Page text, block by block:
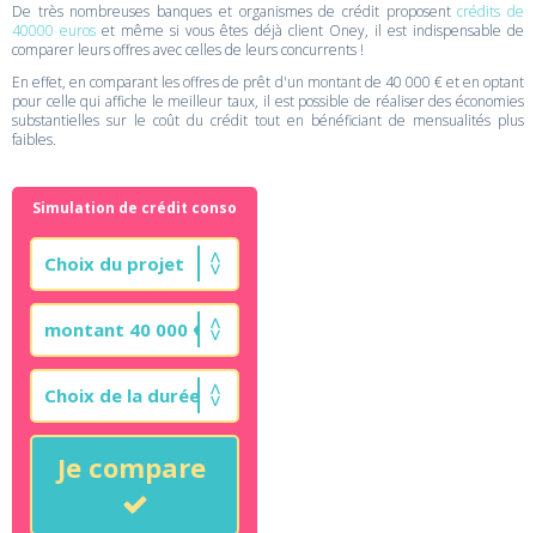
De très nombreuses banques et organismes de crédit proposentcrédits de
40000 euros et même si vous êtes déjà client Oney, il est indispensable de
comparer leurs offres avec celles de leurs concurrents !
En effet, en comparant les offres de prêt d'un montant de 40 000 € et en optant
pour celle qui affiche le meilleur taux, il est possible de réaliser des économies
substantielles sur le coût du crédit tout en bénéficiant de mensualités plus
faibles.
Simulation de crédit conso
Je compare